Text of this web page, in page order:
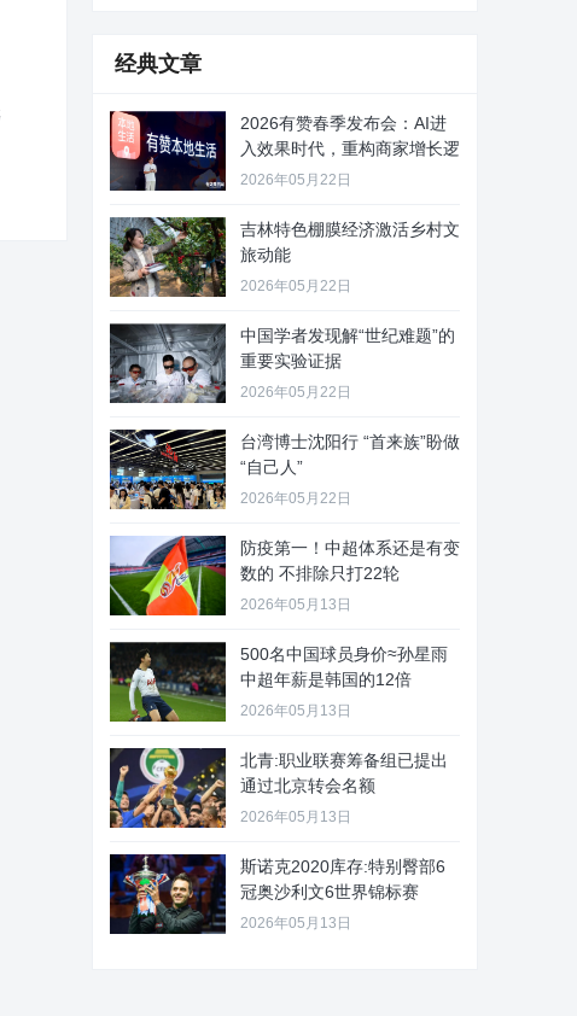
经典文章
2026有赞春季发布会：AI进
入效果时代，重构商家增长逻
2026年05月22日
吉林特色棚膜经济激活乡村文
旅动能
2026年05月22日
中国学者发现解“世纪难题”的
重要实验证据
2026年05月22日
台湾博士沈阳行 “首来族”盼做
“自己人”
2026年05月22日
防疫第一！中超体系还是有变
数的 不排除只打22轮
2026年05月13日
500名中国球员身价≈孙星雨
中超年薪是韩国的12倍
2026年05月13日
北青:职业联赛筹备组已提出
通过北京转会名额
2026年05月13日
斯诺克2020库存:特别臀部6
冠奥沙利文6世界锦标赛
2026年05月13日